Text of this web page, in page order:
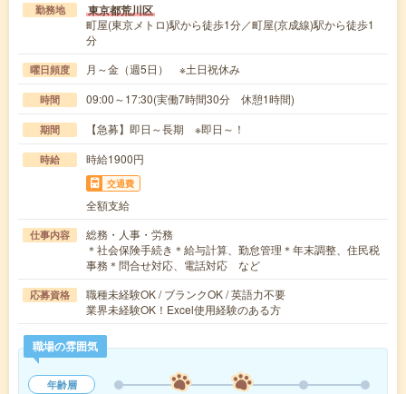
勤務地 東京都荒川区
町屋(東京メトロ)駅から徒歩1分／町屋(京成線)駅から徒歩1
分
曜日頻度 月～金（週5日） ※土日祝休み
時間 09:00～17:30(実働7時間30分 休憩1時間)
期間 【急募】即日～長期 ※即日～！
時給 時給1900円
交通費
全額支給
仕事内容
総務・人事・労務
＊社会保険手続き＊給与計算、勤怠管理＊年末調整、住民税
事務＊問合せ対応、電話対応 など
応募資格
職種未経験OK / ブランクOK / 英語力不要
業界未経験OK！Excel使用経験のある方
職場の雰囲気
年齢層